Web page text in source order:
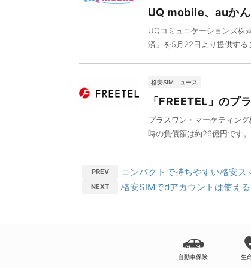
UQ mobile、auか
UQコミュニケーションズ株
済」を5月22日より提供する
格安SIMニュース
「FREETEL」のプ
プラスワン・マーケティン
時の負債額は約26億円です
PREV コンパクトで持ちやすい格安ス
NEXT 格安SIMでdアカウントは使える
自動車保険 生